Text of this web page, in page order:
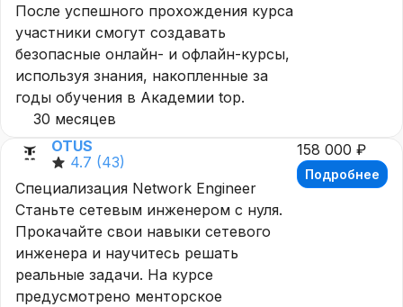
После успешного прохождения курса
участники смогут создавать
безопасные онлайн- и офлайн-курсы,
используя знания, накопленные за
годы обучения в Академии top.
30 месяцев
OTUS
4.7 (43)
Специализация Network Engineer
Станьте сетевым инженером с нуля.
Прокачайте свои навыки сетевого
инженера и научитесь решать
реальные задачи. На курсе
предусмотрено менторское
158 000 ₽
Подробнее